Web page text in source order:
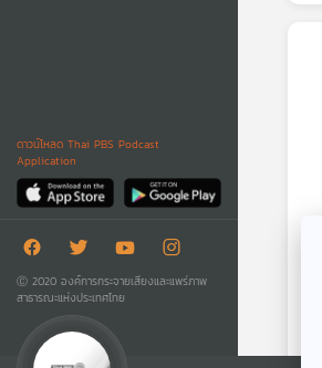
ดาวน์โหลด Thai PBS Podcast
Application
Ⓒ 2020 องค์การกระจายเสียงและแพร่ภาพ
สาธารณะแห่งประเทศไทย